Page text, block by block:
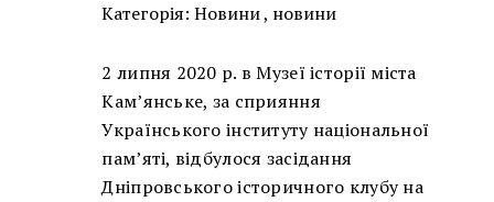
Категорія: Новини, новини
2 липня 2020 р. в Музеї історії міста
Кам’янське, за сприяння
Українського інституту національної
пам’яті, відбулося засідання
Дніпровського історичного клубу на